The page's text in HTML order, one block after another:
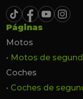
Páginas
Motos
• Motos de
Coches
• Coches de